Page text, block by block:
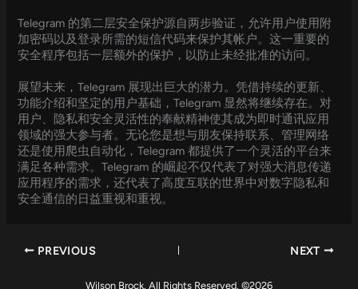
Telegram 的第二层安全保护源自两步验证，允许用户使用附
加密码以及登录所需的短信代码来保护其帐户。这一重要的
安全程序包括一层额外的保护，以防止未经批准的访问。
展望未来，Telegram 展现出巨大的潜力。凭借持续的更新、
功能介绍和坚定的用户基础，Telegram 显然将继续存在。对
用户、隐私和安全灵活性的奉献精神使其成为即时通讯应用
领域的强大参与者。无论您是想与朋友保持联系、管理网络
还是使用爬虫自动化，Telegram 都提供了一个灵活的平台来
满足各种需求。Telegram 的崛起不仅代表了对强大消息传递
应用程序的需求，还代表了高度互联的世界中对数字隐私和
安全通信的日益重视和重视。
PREVIOUS NEXT
Wilson Brock. All Rights Reserved. ©2026